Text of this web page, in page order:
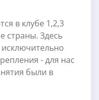
в клубе 1,2,3
страны. Здесь
- для нас
были в